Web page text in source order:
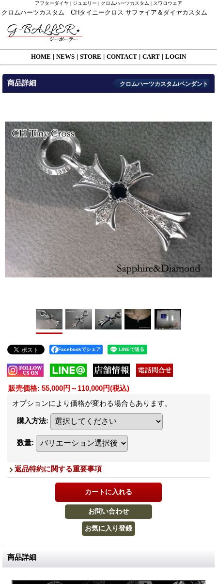
アフターダイヤ | ジュエリー | クロムハーツカスタム | スワロウェア
クロムハーツカスタム CHタイニークロス サファイア＆ダイヤカスタム
HOME NEWS STORE CONTACT CART LOGIN
商品詳細 クロムハーツカスタム/ペンダント
Facebookでシェア
販売価格: 55,000円～110,000円(税込)
オプションにより価格が変わる場合もあります。
購入方法:
数量:
返品特約に関する重要事項
商品詳細